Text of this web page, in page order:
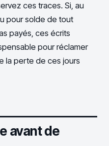
ces traces. Si, au
pour solde de tout
payés, ces écrits
pour réclamer
la perte de ces jours
avant de